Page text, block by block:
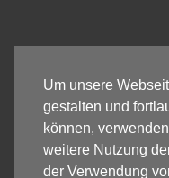
Um unsere
gestalten und
können,
weitere Nutzung
der Verwendung